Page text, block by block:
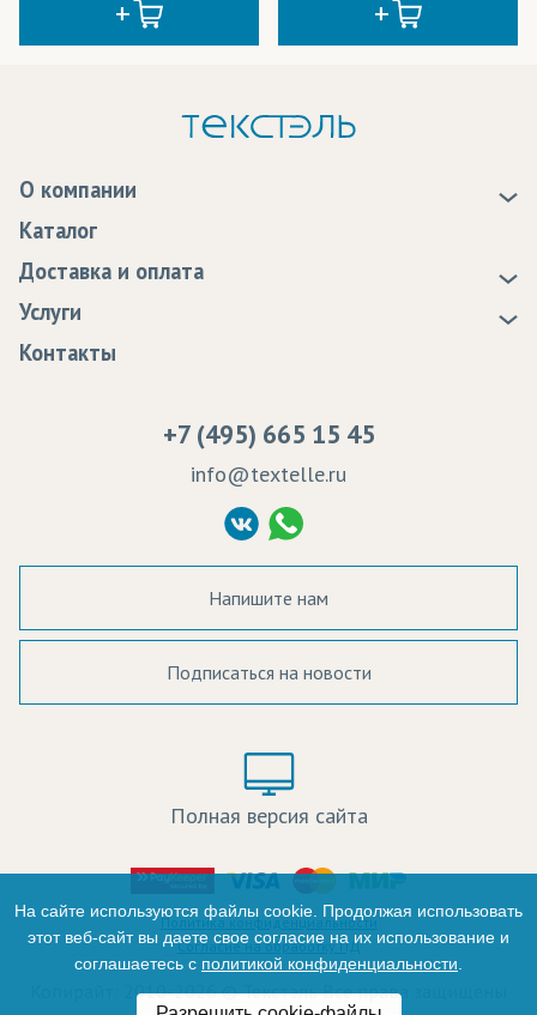
О компании
Статьи
Программа лояльности
Сертификаты качества
Судебные решения
Политика Конфиденциальности
Согласие на обработку ПД
Каталог
Доставка и оплата
Доставка
Оплата
Услуги
Образцы
Контакты
+7 (495) 665 15 45
info@textelle.ru
Напишите нам
Подписаться на новости
Полная версия сайта
Политика конфиденциальности
Согласие на обработку ПД
Копирайт: 2010-2026 © Текстэль Все права защищены
-
На сайте используются файлы cookie. Продолжая использовать
этот веб-сайт вы даете свое согласие на их использование и
соглашаетесь с политикой конфиденциальности